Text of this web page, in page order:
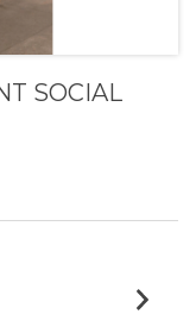
SOCIAL